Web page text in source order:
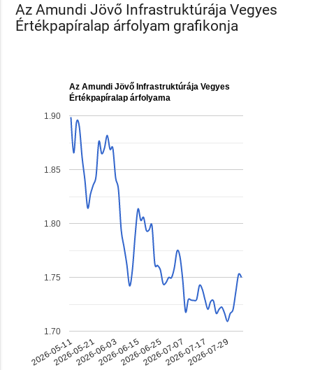
Az Amundi Jövő Infrastruktúrája Vegyes
Értékpapíralap árfolyam grafikonja
Az Amundi Jövő Infrastruktúrája Vegyes
Értékpapíralap árfolyama
2026-05-112026-05-212026-06-032026-06-152026-06-252026-07-072026-07-172026-07-29
1.70
1.75
1.80
1.85
1.90